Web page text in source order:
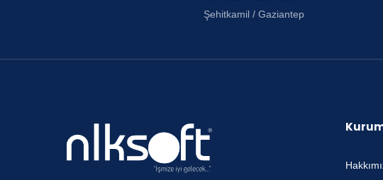
Şehitkamil / Gaziantep